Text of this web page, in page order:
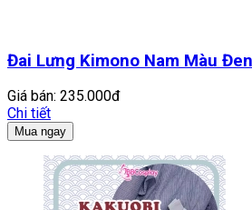
Đai Lưng Kimono Nam Màu
Giá bán: 235.000đ
Chi tiết
Mua ngay